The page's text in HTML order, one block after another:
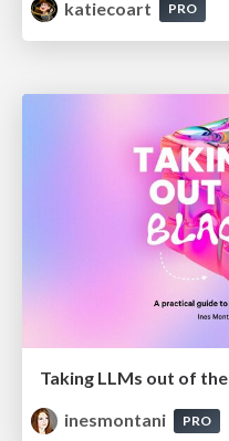
katiecoart PRO
inesmontani
PRO